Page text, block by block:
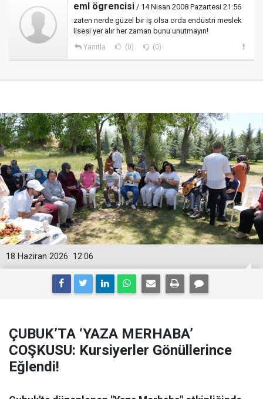
eml ögrencisi / 14 Nisan 2008 Pazartesi 21:56
zaten nerde güzel bir iş olsa orda endüstri meslek
lisesi yer alır her zaman bunu unutmayın!
Yanıtla (0) (0)
12:06
18 Haziran 2026
ÇUBUK’TA ‘YAZA MERHABA’
COŞKUSU: Kursiyerler Gönüllerince
Eğlendi!